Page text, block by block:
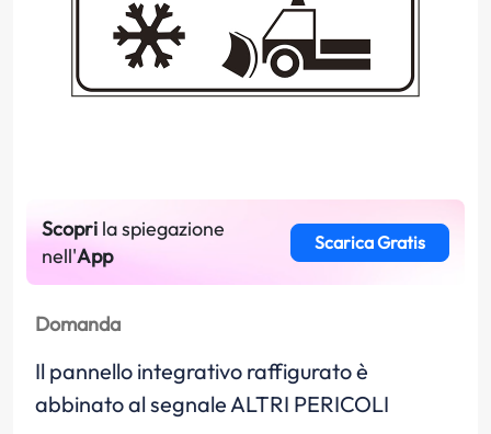
Scopri la spiegazione
nell'App
Scarica Gratis
Domanda
Il pannello integrativo raffigurato è
abbinato al segnale ALTRI PERICOLI